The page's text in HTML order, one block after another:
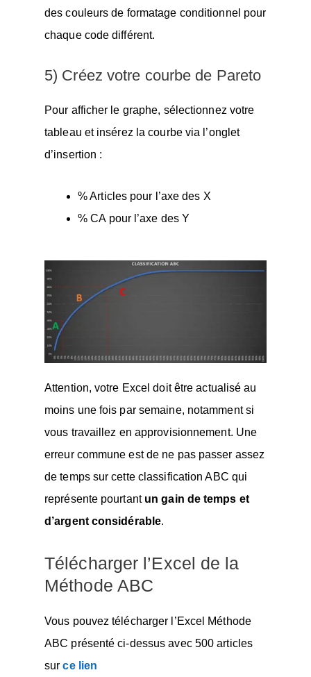
des couleurs de formatage conditionnel pour
chaque code différent.
5) Créez votre courbe de Pareto
Pour afficher le graphe, sélectionnez votre
tableau et insérez la courbe via l’onglet
d’insertion :
% Articles pour l’axe des X
% CA pour l’axe des Y
Attention, votre Excel doit être actualisé au
moins une fois par semaine, notamment si
vous travaillez en approvisionnement. Une
erreur commune est de ne pas passer assez
de temps sur cette classification ABC qui
représente pourtant un gain de temps et
d’argent considérable.
Télécharger l’Excel de la
Méthode ABC
Vous pouvez télécharger l’Excel Méthode
ABC présenté ci-dessus avec 500 articles
surce lien